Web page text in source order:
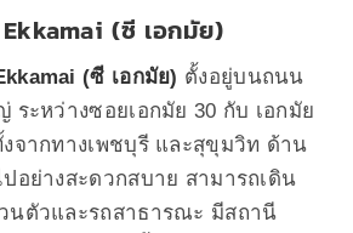
(ซี เอกมัย)
(ซี เอกมัย) ตั้งอยู่บนถนน
ระหว่างซอยเอกมัย 30 กับ เอกมัย
จากทางเพชบุรี และสุขุมวิท ด้าน
ปอย่างสะดวกสบาย สามารถเดิน
นตัวและรถสาธารณะ มีสถานี